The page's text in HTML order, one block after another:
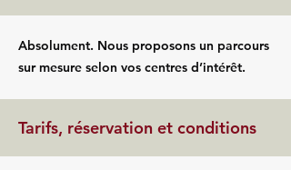
Absolument. Nous proposons un parcours
sur mesure selon vos centres d’intérêt.
Tarifs, réservation et conditions